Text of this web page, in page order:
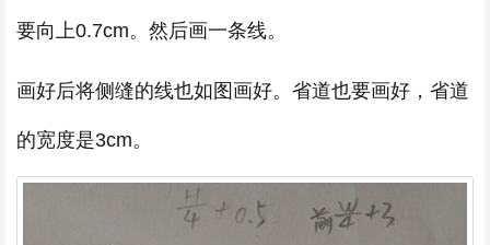
要向上0.7cm。然后画一条线。
画好后将侧缝的线也如图画好。省道也要画好，省道
的宽度是3cm。